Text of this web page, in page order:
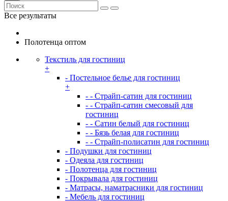
Все результаты
Полотенца оптом
Текстиль для гостиниц
+
- Постельное белье для гостиниц
+
- - Страйп-сатин для гостиниц
- - Страйп-сатин смесовый для
гостиниц
- - Сатин белый для гостиниц
- - Бязь белая для гостиниц
- - Страйп-полисатин для гостиниц
- Подушки для гостиниц
- Одеяла для гостиниц
- Полотенца для гостиниц
- Покрывала для гостиниц
- Матрасы, наматрасники для гостиниц
- Мебель для гостиниц